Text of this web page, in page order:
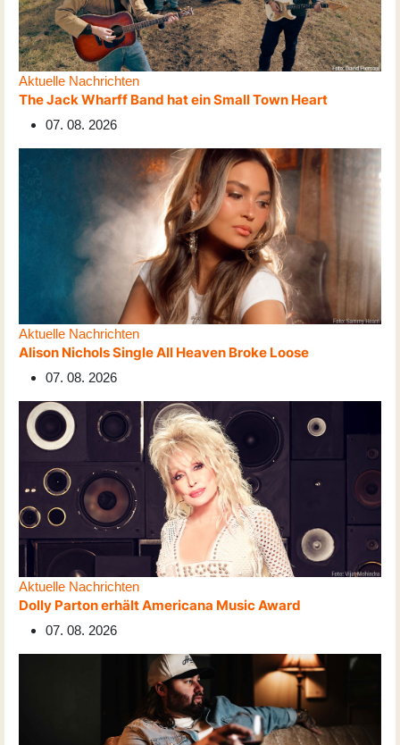
Aktuelle Nachrichten
The Jack Wharff Band hat ein Small Town Heart
07. 08. 2026
Aktuelle Nachrichten
Alison Nichols Single All Heaven Broke Loose
07. 08. 2026
Aktuelle Nachrichten
Dolly Parton erhält Americana Music Award
07. 08. 2026